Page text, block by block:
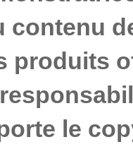
contenu
produits
le